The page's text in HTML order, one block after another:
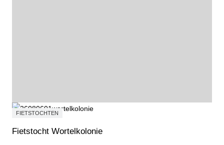
FIETSTOCHTEN
Fietstocht Wortelkolonie